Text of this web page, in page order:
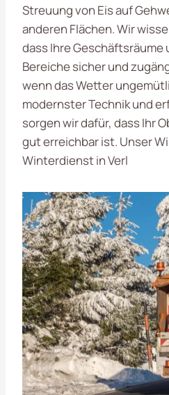
Streuung von Eis auf
anderen Flächen. Wir
dass Ihre Geschäftsräume
Bereiche sicher und
wenn das Wetter
modernster Technik und
sorgen wir dafür, dass Ihr
gut erreichbar ist. Unser
Winterdienst in Verl